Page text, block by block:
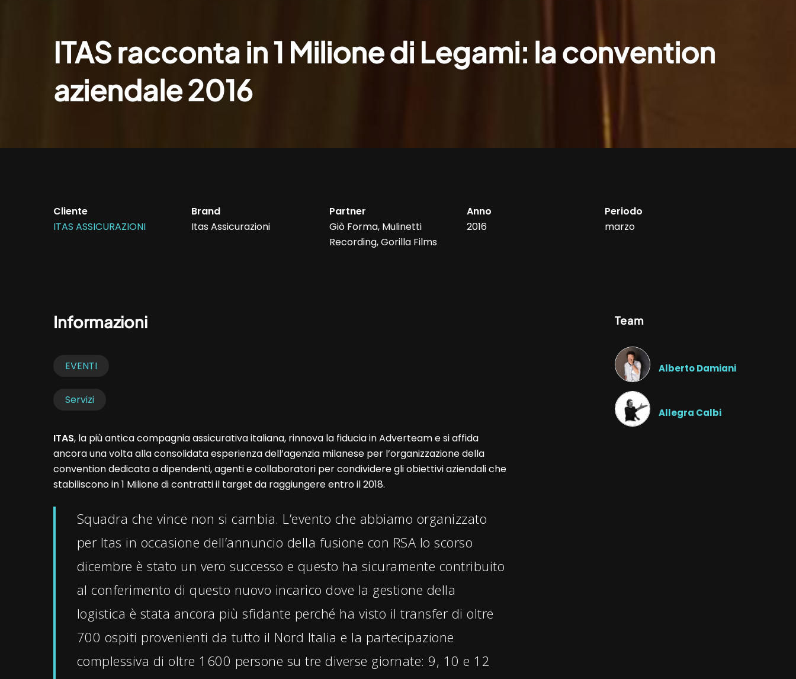
ITAS racconta in 1 Milione di Legami: la convention
aziendale 2016
Cliente
ITAS ASSICURAZIONI
Brand
Itas Assicurazioni
Partner
Giò Forma, Mulinetti
Recording, Gorilla Films
Anno
2016
Periodo
marzo
Informazioni
EVENTI
Servizi
ITAS, la più antica compagnia assicurativa italiana, rinnova la fiducia in Adverteam e si affida
ancora una volta alla consolidata esperienza dell’agenzia milanese per l’organizzazione della
convention dedicata a dipendenti, agenti e collaboratori per condividere gli obiettivi aziendali che
stabiliscono in 1 Milione di contratti il target da raggiungere entro il 2018.
Squadra che vince non si cambia. L’evento che abbiamo organizzato
per Itas in occasione dell’annuncio della fusione con RSA lo scorso
dicembre è stato un vero successo e questo ha sicuramente contribuito
al conferimento di questo nuovo incarico dove la gestione della
logistica è stata ancora più sfidante perché ha visto il transfer di oltre
700 ospiti provenienti da tutto il Nord Italia e la partecipazione
complessiva di oltre 1600 persone su tre diverse giornate: 9, 10 e 12
Team
Alberto Damiani
Allegra Calbi